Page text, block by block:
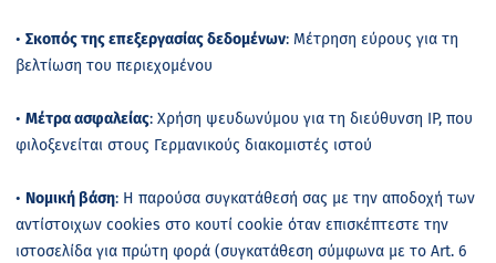
• Σκοπός της επεξεργασίας δεδομένων: Μέτρηση εύρους για τη
βελτίωση του περιεχομένου
• Μέτρα ασφαλείας: Χρήση ψευδωνύμου για τη διεύθυνση IP, που
φιλοξενείται στους Γερμανικούς διακομιστές ιστού
• Νομική βάση: Η παρούσα συγκατάθεσή σας με την αποδοχή των
αντίστοιχων cookies στο κουτί cookie όταν επισκέπτεστε την
ιστοσελίδα για πρώτη φορά (συγκατάθεση σύμφωνα με το Art. 6